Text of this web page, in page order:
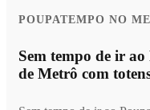
POUPATEMPO NO
Sem tempo de ir ao
de Metrô com